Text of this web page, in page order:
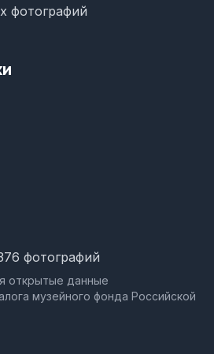
фотографий
фотографий
открытые данные
музейного фонда Российской